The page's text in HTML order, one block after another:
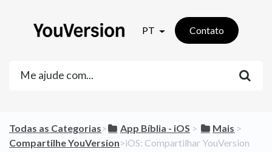
PT Contato
Todas as Categorias​>​ ​App Bíblia - iOS ​ > ​ ​Mais ​ > ​
Compartilhe YouVersion​>​ iOS: Compartilhar YouVersion